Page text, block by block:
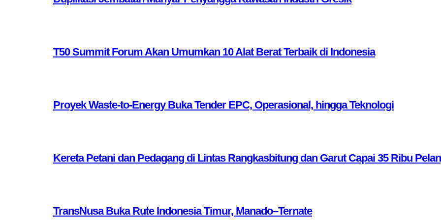
T50 Summit Forum Akan Umumkan 10 Alat Berat Terbaik di Indonesia
Proyek Waste-to-Energy Buka Tender EPC, Operasional, hingga Teknologi
Kereta Petani dan Pedagang di Lintas Rangkasbitung dan Garut Capai 35 Ribu
TransNusa Buka Rute Indonesia Timur, Manado–Ternate